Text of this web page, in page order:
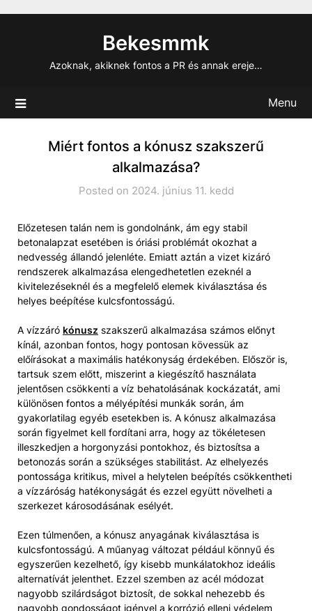
Bekesmmk
Azoknak, akiknek fontos a PR és annak ereje…
Menu
Miért fontos a kónusz szakszerű
alkalmazása?
Posted on 2024. június 11. kedd
Előzetesen talán nem is gondolnánk, ám egy stabil
betonalapzat esetében is óriási problémát okozhat a
nedvesség állandó jelenléte. Emiatt aztán a vizet kizáró
rendszerek alkalmazása elengedhetetlen ezeknél a
kivitelezéseknél és a megfelelő elemek kiválasztása és
helyes beépítése kulcsfontosságú.
A vízzáró kónusz szakszerű alkalmazása számos előnyt
kínál, azonban fontos, hogy pontosan kövessük az
előírásokat a maximális hatékonyság érdekében. Először is,
tartsuk szem előtt, miszerint a kiegészítő használata
jelentősen csökkenti a víz behatolásának kockázatát, ami
különösen fontos a mélyépítési munkák során, ám
gyakorlatilag egyéb esetekben is. A kónusz alkalmazása
során figyelmet kell fordítani arra, hogy az tökéletesen
illeszkedjen a horgonyzási pontokhoz, és biztosítsa a
betonozás során a szükséges stabilitást. Az elhelyezés
pontossága kritikus, mivel a helytelen beépítés csökkentheti
a vízzáróság hatékonyságát és ezzel együtt növelheti a
szerkezet károsodásának esélyét.
Ezen túlmenően, a kónusz anyagának kiválasztása is
kulcsfontosságú. A műanyag változat például könnyű és
egyszerűen kezelhető, így kisebb munkálatokhoz ideális
alternatívát jelenthet. Ezzel szemben az acél módozat
nagyobb szilárdságot biztosít, de sokkal nehezebb és
nagyobb gondosságot igényel a korrózió elleni védelem